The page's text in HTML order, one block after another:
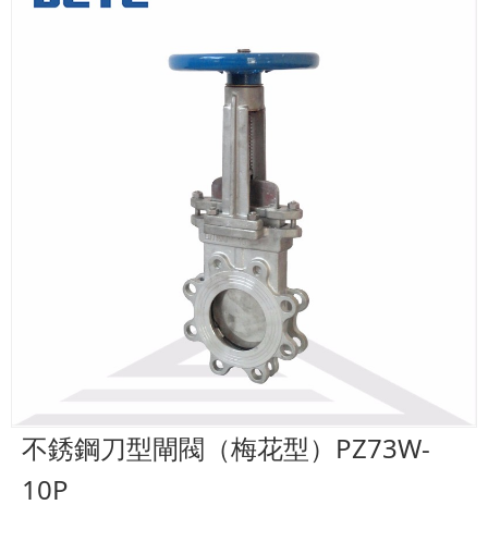
不銹鋼刀型閘閥（梅花型）PZ73W-
10P